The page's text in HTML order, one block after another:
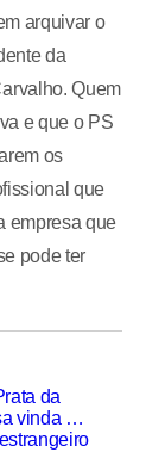
arquivar o
da
Quem
e que o PS
os
que
empresa que
pode ter